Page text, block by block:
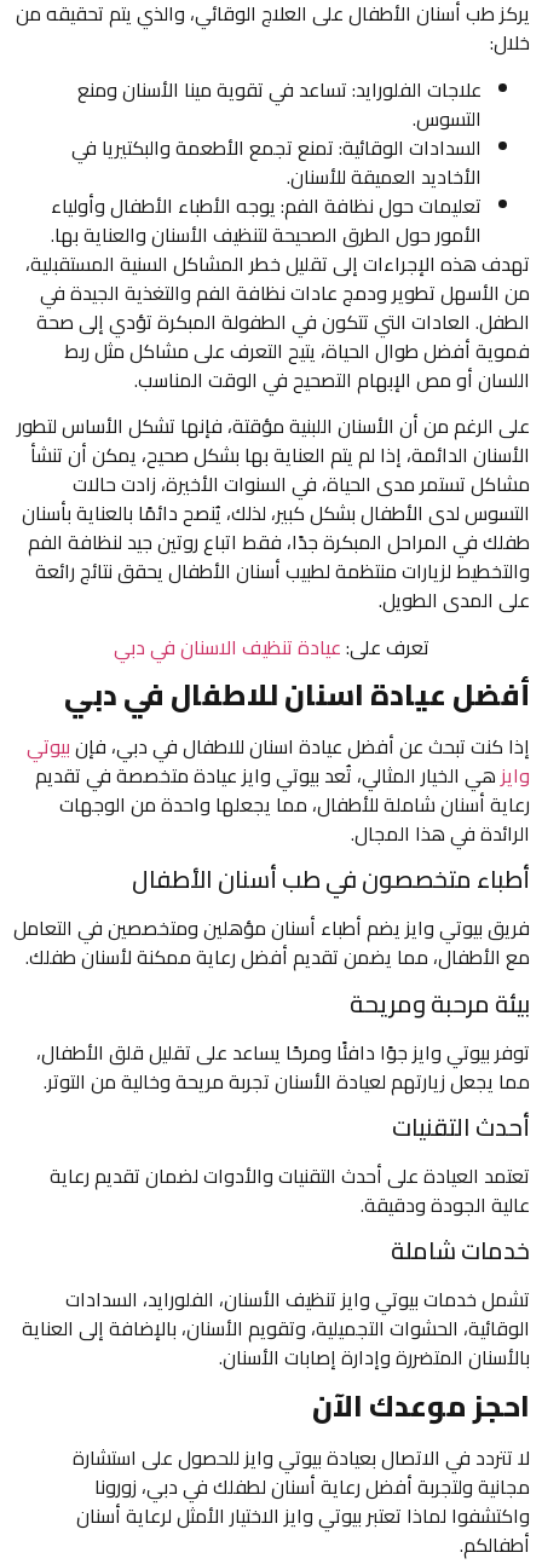
يركز طب أسنان الأطفال على العلاج الوقائي، والذي يتم تحقيقه من
خلال:
علاجات الفلورايد: تساعد في تقوية مينا الأسنان ومنع
التسوس.
السدادات الوقائية: تمنع تجمع الأطعمة والبكتيريا في
الأخاديد العميقة للأسنان.
تعليمات حول نظافة الفم: يوجه الأطباء الأطفال وأولياء
الأمور حول الطرق الصحيحة لتنظيف الأسنان والعناية بها.
تهدف هذه الإجراءات إلى تقليل خطر المشاكل السنية المستقبلية،
من الأسهل تطوير ودمج عادات نظافة الفم والتغذية الجيدة في
الطفل. العادات التي تتكون في الطفولة المبكرة تؤدي إلى صحة
فموية أفضل طوال الحياة، يتيح التعرف على مشاكل مثل ربط
اللسان أو مص الإبهام التصحيح في الوقت المناسب.
على الرغم من أن الأسنان اللبنية مؤقتة، فإنها تشكل الأساس لتطور
الأسنان الدائمة، إذا لم يتم العناية بها بشكل صحيح، يمكن أن تنشأ
مشاكل تستمر مدى الحياة، في السنوات الأخيرة، زادت حالات
التسوس لدى الأطفال بشكل كبير، لذلك، يُنصح دائمًا بالعناية بأسنان
طفلك في المراحل المبكرة جدًا، فقط اتباع روتين جيد لنظافة الفم
والتخطيط لزيارات منتظمة لطبيب أسنان الأطفال يحقق نتائج رائعة
على المدى الطويل.
تعرف على:عيادة تنظيف الاسنان في دبي
أفضل عيادة اسنان للاطفال في دبي
إذا كنت تبحث عن أفضل عيادة اسنان للاطفال في دبي، فإنبيوتي
وايز هي الخيار المثالي، تُعد بيوتي وايز عيادة متخصصة في تقديم
رعاية أسنان شاملة للأطفال، مما يجعلها واحدة من الوجهات
الرائدة في هذا المجال.
أطباء متخصصون في طب أسنان الأطفال
فريق بيوتي وايز يضم أطباء أسنان مؤهلين ومتخصصين في التعامل
مع الأطفال، مما يضمن تقديم أفضل رعاية ممكنة لأسنان طفلك.
بيئة مرحبة ومريحة
توفر بيوتي وايز جوًا دافئًا ومرحًا يساعد على تقليل قلق الأطفال،
مما يجعل زيارتهم لعيادة الأسنان تجربة مريحة وخالية من التوتر.
أحدث التقنيات
تعتمد العيادة على أحدث التقنيات والأدوات لضمان تقديم رعاية
عالية الجودة ودقيقة.
خدمات شاملة
تشمل خدمات بيوتي وايز تنظيف الأسنان، الفلورايد، السدادات
الوقائية، الحشوات التجميلية، وتقويم الأسنان، بالإضافة إلى العناية
بالأسنان المتضررة وإدارة إصابات الأسنان.
احجز موعدك الآن
لا تتردد في الاتصال بعيادة بيوتي وايز للحصول على استشارة
مجانية ولتجربة أفضل رعاية أسنان لطفلك في دبي، زورونا
واكتشفوا لماذا تعتبر بيوتي وايز الاختيار الأمثل لرعاية أسنان
أطفالكم.